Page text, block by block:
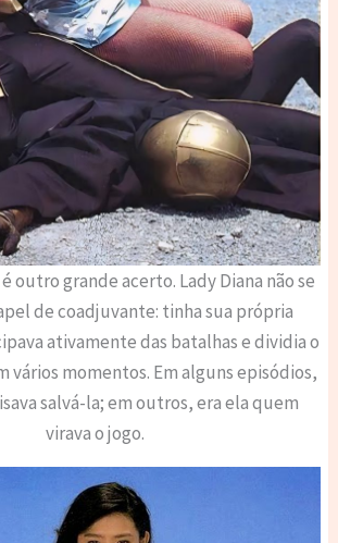
outro grande acerto. Lady Diana não se
de coadjuvante: tinha sua própria
ativamente das batalhas e dividia o
vários momentos. Em alguns episódios,
salvá-la; em outros, era ela quem
virava o jogo.